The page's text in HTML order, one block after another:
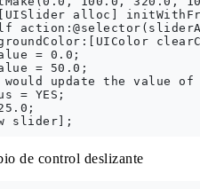
alloc]
= 0.0;
= 50.0;
would update the value
= YES;
de control deslizante